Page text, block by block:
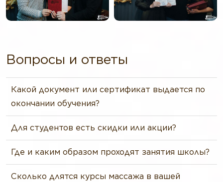
Вопросы и ответы
Какой документ или сертификат выдается по
окончании обучения?
Для студентов есть скидки или акции?
Где и каким образом проходят занятия школы?
Сколько длятся курсы массажа в вашей